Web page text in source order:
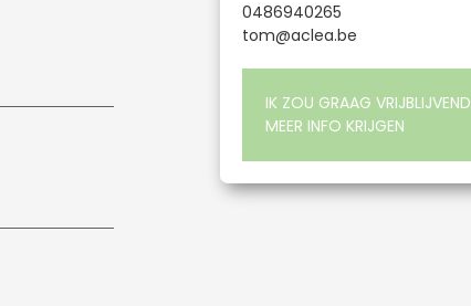
0486940265
tom@aclea.be
IK ZOU GRAAG VRIJBLIJVEND
MEER INFO KRIJGEN